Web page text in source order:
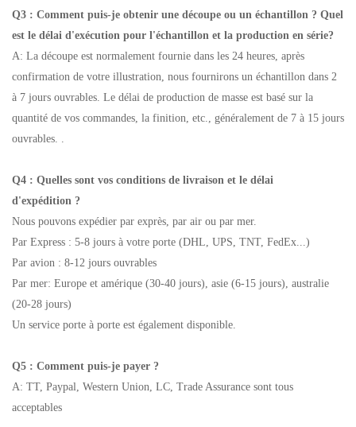
Q3 : Comment puis-je obtenir une découpe ou un échantillon ? Quel
est le délai d'exécution pour l'échantillon et la production en série?
A: La découpe est normalement fournie dans les 24 heures, après
confirmation de votre illustration, nous fournirons un échantillon dans 2
à 7 jours ouvrables. Le délai de production de masse est basé sur la
quantité de vos commandes, la finition, etc., généralement de 7 à 15 jours
ouvrables. .
Q4 : Quelles sont vos conditions de livraison et le délai
d'expédition ?
Nous pouvons expédier par exprès, par air ou par mer.
Par Express : 5-8 jours à votre porte (DHL, UPS, TNT, FedEx...)
Par avion : 8-12 jours ouvrables
Par mer: Europe et amérique (30-40 jours), asie (6-15 jours), australie
(20-28 jours)
Un service porte à porte est également disponible.
Q5 : Comment puis-je payer ?
A: TT, Paypal, Western Union, LC, Trade Assurance sont tous
acceptables